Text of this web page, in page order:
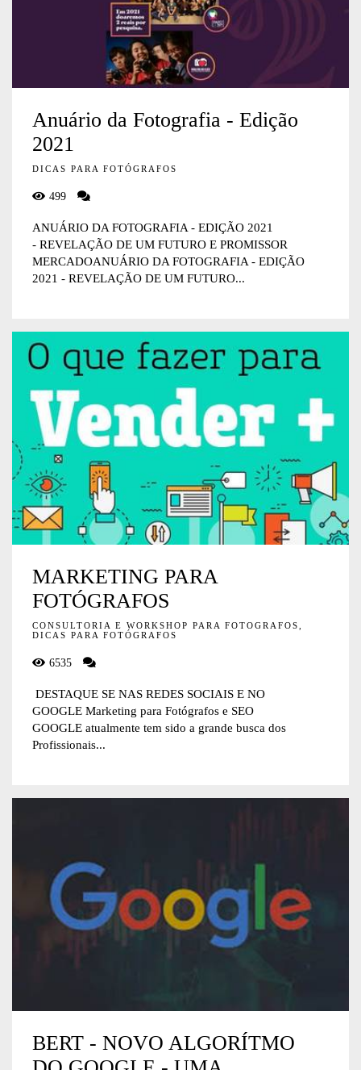
Anuário da Fotografia - Edição
2021
DICAS PARA FOTÓGRAFOS
499
ANUÁRIO DA FOTOGRAFIA - EDIÇÃO 2021
- REVELAÇÃO DE UM FUTURO E PROMISSOR
MERCADOANUÁRIO DA FOTOGRAFIA - EDIÇÃO
2021 - REVELAÇÃO DE UM FUTURO...
MARKETING PARA
FOTÓGRAFOS
CONSULTORIA E WORKSHOP PARA FOTOGRAFOS,
DICAS PARA FOTÓGRAFOS
6535
DESTAQUE SE NAS REDES SOCIAIS E NO
GOOGLE Marketing para Fotógrafos e SEO
GOOGLE atualmente tem sido a grande busca dos
Profissionais...
BERT - NOVO ALGORÍTMO